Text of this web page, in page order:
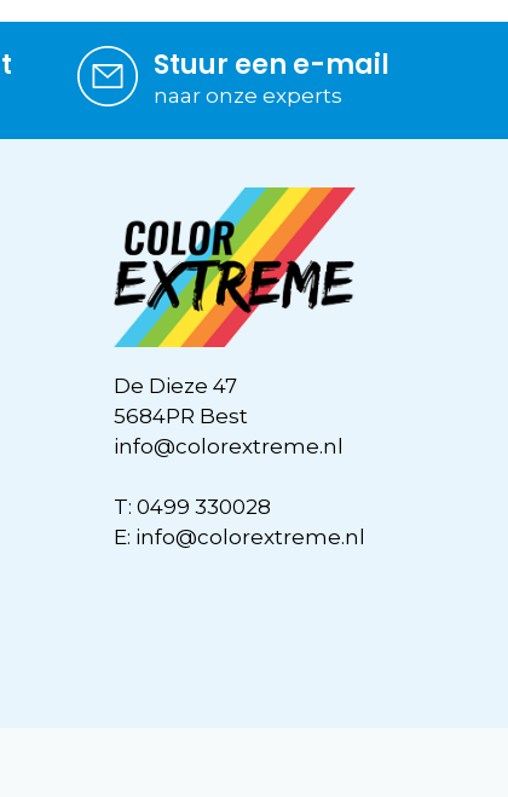
Stuur een e-mail
naar onze experts
De Dieze 47
5684PR Best
info@colorextreme.nl
T: 0499 330028
E: info@colorextreme.nl